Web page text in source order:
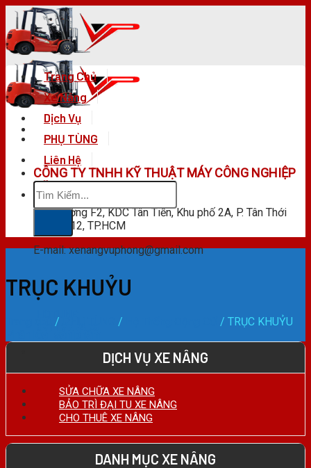
Skip
content
CÔNG TY TNHH KỸ THUẬT MÁY CÔNG NGHIỆP
VŨ PHONG
F28 Đường F2, KDC Tân Tiến, Khu phố 2A, P. Tân Thới
Hiệp, Q.12, TP.HCM
E-mail: xenangvuphong@gmail.com
HOTLINE:
0911.27.74.75
Trang Chủ
Xe Nâng
Dịch Vụ
PHỤ TÙNG
Liên Hệ
Tìm
kiếm:
TRỤC KHUỶU
/ / / TRỤC KHUỶU
DỊCH VỤ XE NÂNG
SỬA CHỮA XE NÂNG
BẢO TRÌ ĐẠI TU XE NÂNG
CHO THUÊ XE NÂNG
DANH MỤC XE NÂNG